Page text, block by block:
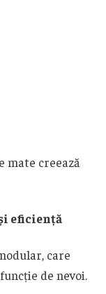
mate creează
eficiență
care
de nevoi.